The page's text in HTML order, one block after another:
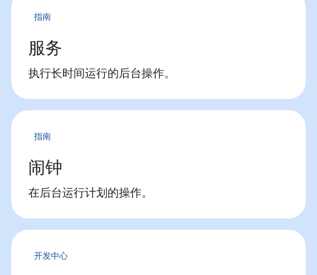
指南
服务
执行长时间运行的后台操作。
指南
闹钟
在后台运行计划的操作。
开发中心